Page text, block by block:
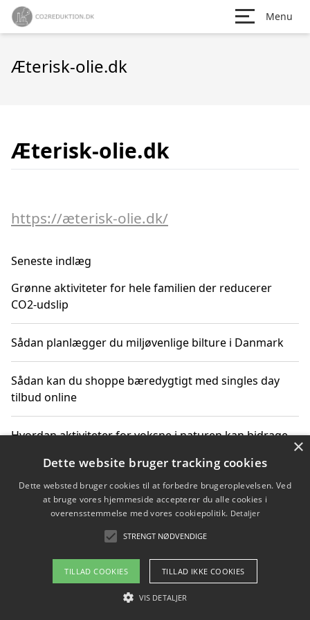
Menu
Æterisk-olie.dk
Æterisk-olie.dk
https://æterisk-olie.dk/
Seneste indlæg
Grønne aktiviteter for hele familien der reducerer
CO2-udslip
Sådan planlægger du miljøvenlige bilture i Danmark
Sådan kan du shoppe bæredygtigt med singles day
tilbud online
Hvordan aktiviteter for voksne i naturen kan bidrage
Sådan planlægger du dine vigtige datoer for CO2-
reduktion
Copyright 2026 - Pilanto Aps
Om / kontakt
×
Dette website bruger tracking cookies
Dette websted bruger cookies til at forbedre brugeroplevelsen. Ved
at bruge vores hjemmeside accepterer du alle cookies i
overensstemmelse med vores cookiepolitik. Detaljer
STRENGT NØDVENDIGE
TILLAD COOKIES TILLAD IKKE COOKIES
VIS DETALJER